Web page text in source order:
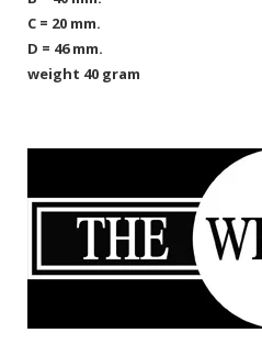
C = 20 mm.
D = 46 mm.
weight 40 gram